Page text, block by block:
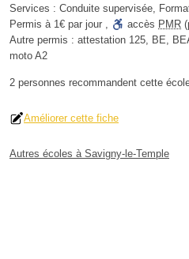
Services : Conduite supervisée,
Permis à 1€ par jour , accès PMR
Autre permis : attestation 125, BE,
moto A2
2 personnes recommandent cette
Améliorer cette fiche
Autres écoles à Savigny-le-Temple